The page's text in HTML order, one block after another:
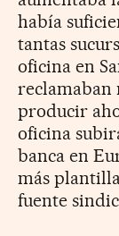
había
tantas
oficina en
reclamaban
producir
oficina
banca en
más
fuente